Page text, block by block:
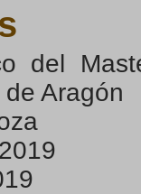
del
Aragón